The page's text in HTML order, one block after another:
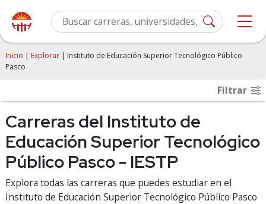
Inicio | Explorar | Instituto de Educación Superior Tecnológico Público
Pasco
Filtrar
Carreras del Instituto de
Educación Superior Tecnológico
Público Pasco - IESTP
Explora todas las carreras que puedes estudiar en el
Instituto de Educación Superior Tecnológico Público Pasco